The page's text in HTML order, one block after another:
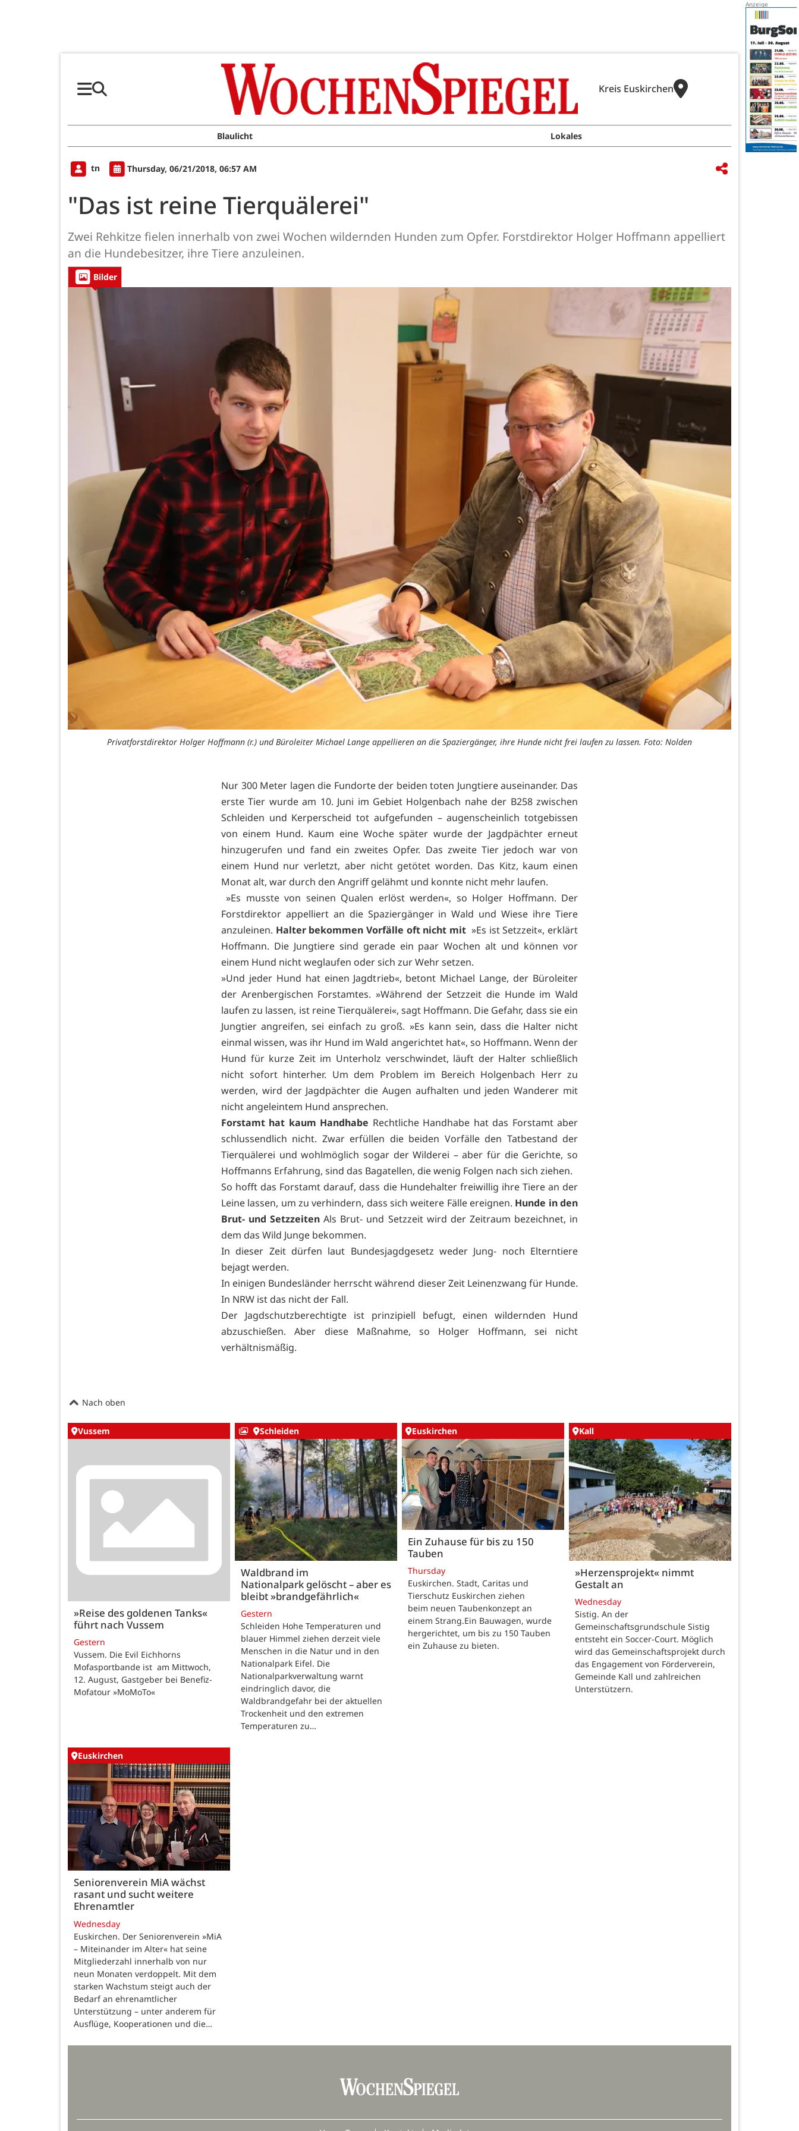
Kreis Euskirchen
Blaulicht Lokales
tn Thursday, 06/21/2018, 06:57 AM
"Das ist reine Tierquälerei"
Zwei Rehkitze fielen innerhalb von zwei Wochen wildernden Hunden zum Opfer. Forstdirektor Holger Hoffmann appelliert
an die Hundebesitzer, ihre Tiere anzuleinen.
Bilder
Privatforstdirektor Holger Hoffmann (r.) und Büroleiter Michael Lange appellieren an die Spaziergänger, ihre Hunde nicht frei laufen zu lassen. Foto: Nolden
Nur 300 Meter lagen die Fundorte der beiden toten Jungtiere auseinander. Das
erste Tier wurde am 10. Juni im Gebiet Holgenbach nahe der B258 zwischen
Schleiden und Kerperscheid tot aufgefunden – augenscheinlich totgebissen
von einem Hund. Kaum eine Woche später wurde der Jagdpächter erneut
hinzugerufen und fand ein zweites Opfer. Das zweite Tier jedoch war von
einem Hund nur verletzt, aber nicht getötet worden. Das Kitz, kaum einen
Monat alt, war durch den Angriff gelähmt und konnte nicht mehr laufen.
»Es musste von seinen Qualen erlöst werden«, so Holger Hoffmann. Der
Forstdirektor appelliert an die Spaziergänger in Wald und Wiese ihre Tiere
anzuleinen. Halter bekommen Vorfälle oft nicht mit»Es ist Setzzeit«, erklärt
Hoffmann. Die Jungtiere sind gerade ein paar Wochen alt und können vor
einem Hund nicht weglaufen oder sich zur Wehr setzen.
»Und jeder Hund hat einen Jagdtrieb«, betont Michael Lange, der Büroleiter
der Arenbergischen Forstamtes. »Während der Setzzeit die Hunde im Wald
laufen zu lassen, ist reine Tierquälerei«, sagt Hoffmann. Die Gefahr, dass sie ein
Jungtier angreifen, sei einfach zu groß. »Es kann sein, dass die Halter nicht
einmal wissen, was ihr Hund im Wald angerichtet hat«, so Hoffmann. Wenn der
Hund für kurze Zeit im Unterholz verschwindet, läuft der Halter schließlich
nicht sofort hinterher. Um dem Problem im Bereich Holgenbach Herr zu
werden, wird der Jagdpächter die Augen aufhalten und jeden Wanderer mit
nicht angeleintem Hund ansprechen.
Forstamt hat kaum Handhabe Rechtliche Handhabe hat das Forstamt aber
schlussendlich nicht. Zwar erfüllen die beiden Vorfälle den Tatbestand der
Tierquälerei und wohlmöglich sogar der Wilderei – aber für die Gerichte, so
Hoffmanns Erfahrung, sind das Bagatellen, die wenig Folgen nach sich ziehen.
So hofft das Forstamt darauf, dass die Hundehalter freiwillig ihre Tiere an der
Leine lassen, um zu verhindern, dass sich weitere Fälle ereignen. Hunde in den
Brut- und Setzzeiten Als Brut- und Setzzeit wird der Zeitraum bezeichnet, in
dem das Wild Junge bekommen.
In dieser Zeit dürfen laut Bundesjagdgesetz weder Jung- noch Elterntiere
bejagt werden.
In einigen Bundesländer herrscht während dieser Zeit Leinenzwang für Hunde.
In NRW ist das nicht der Fall.
Der Jagdschutzberechtigte ist prinzipiell befugt, einen wildernden Hund
abzuschießen. Aber diese Maßnahme, so Holger Hoffmann, sei nicht
verhältnismäßig.
Nach oben
Vussem
»Reise des goldenen Tanks«
führt nach Vussem
Gestern
Vussem. Die Evil Eichhorns
Mofasportbande ist am Mittwoch,
12. August, Gastgeber bei Benefiz-
Mofatour »MoMoTo«
Schleiden
Waldbrand im
Nationalpark gelöscht – aber es
bleibt »brandgefährlich«
Gestern
Schleiden Hohe Temperaturen und
blauer Himmel ziehen derzeit viele
Menschen in die Natur und in den
Nationalpark Eifel. Die
Nationalparkverwaltung warnt
eindringlich davor, die
Waldbrandgefahr bei der aktuellen
Trockenheit und den extremen
Temperaturen zu…
Euskirchen
Ein Zuhause für bis zu 150
Tauben
Thursday
Euskirchen. Stadt, Caritas und
Tierschutz Euskirchen ziehen
beim neuen Taubenkonzept an
einem Strang.Ein Bauwagen, wurde
hergerichtet, um bis zu 150 Tauben
ein Zuhause zu bieten.
Kall
»Herzensprojekt« nimmt
Gestalt an
Wednesday
Sistig. An der
Gemeinschaftsgrundschule Sistig
entsteht ein Soccer-Court. Möglich
wird das Gemeinschaftsprojekt durch
das Engagement von Förderverein,
Gemeinde Kall und zahlreichen
Unterstützern.
Euskirchen
Seniorenverein MiA wächst
rasant und sucht weitere
Ehrenamtler
Wednesday
Euskirchen. Der Seniorenverein »MiA
– Miteinander im Alter« hat seine
Mitgliederzahl innerhalb von nur
neun Monaten verdoppelt. Mit dem
starken Wachstum steigt auch der
Bedarf an ehrenamtlicher
Unterstützung – unter anderem für
Ausflüge, Kooperationen und die…